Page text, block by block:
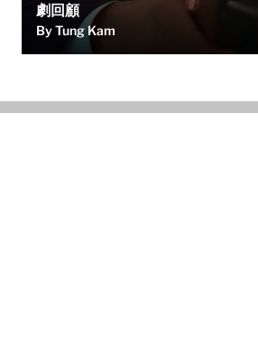
劇回顧
By Tung Kam